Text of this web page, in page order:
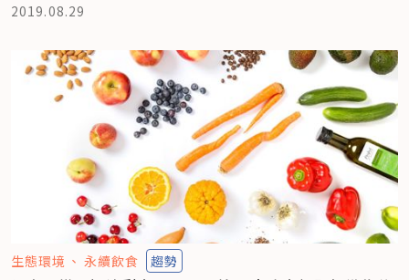
2019.08.29
生態環境 永續飲食 趨勢